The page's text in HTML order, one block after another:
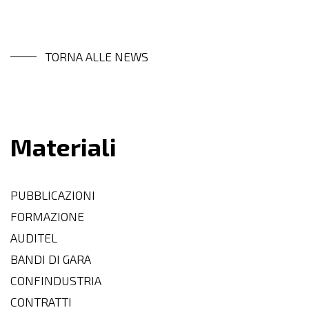
TORNA ALLE NEWS
Materiali
PUBBLICAZIONI
FORMAZIONE
AUDITEL
BANDI DI GARA
CONFINDUSTRIA
CONTRATTI